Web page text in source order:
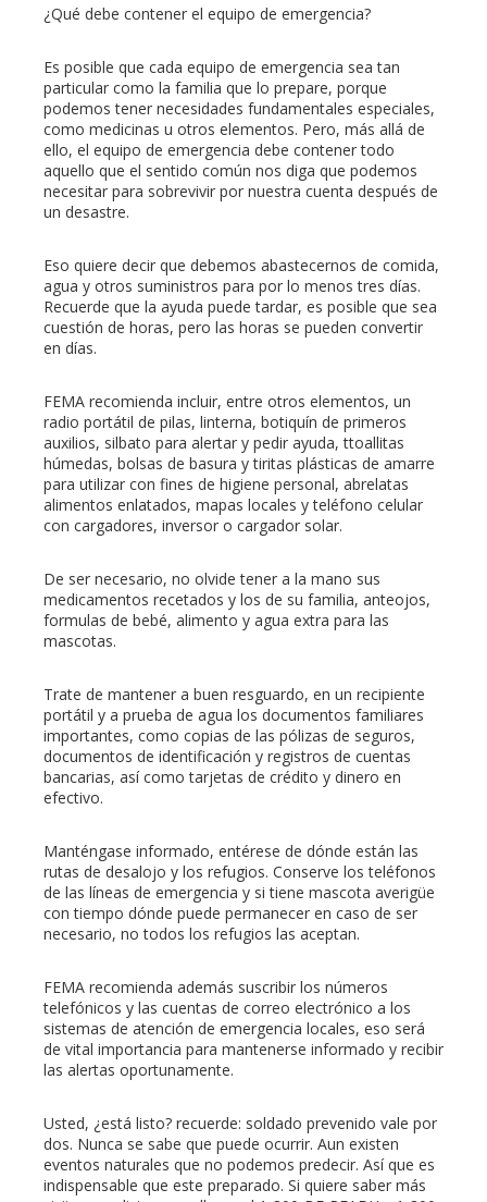
¿Qué debe contener el equipo de emergencia?
Es posible que cada equipo de emergencia sea tan
particular como la familia que lo prepare, porque
podemos tener necesidades fundamentales especiales,
como medicinas u otros elementos. Pero, más allá de
ello, el equipo de emergencia debe contener todo
aquello que el sentido común nos diga que podemos
necesitar para sobrevivir por nuestra cuenta después de
un desastre.
Eso quiere decir que debemos abastecernos de comida,
agua y otros suministros para por lo menos tres días.
Recuerde que la ayuda puede tardar, es posible que sea
cuestión de horas, pero las horas se pueden convertir
en días.
FEMA recomienda incluir, entre otros elementos, un
radio portátil de pilas, linterna, botiquín de primeros
auxilios, silbato para alertar y pedir ayuda, ttoallitas
húmedas, bolsas de basura y tiritas plásticas de amarre
para utilizar con fines de higiene personal, abrelatas
alimentos enlatados, mapas locales y teléfono celular
con cargadores, inversor o cargador solar.
De ser necesario, no olvide tener a la mano sus
medicamentos recetados y los de su familia, anteojos,
formulas de bebé, alimento y agua extra para las
mascotas.
Trate de mantener a buen resguardo, en un recipiente
portátil y a prueba de agua los documentos familiares
importantes, como copias de las pólizas de seguros,
documentos de identificación y registros de cuentas
bancarias, así como tarjetas de crédito y dinero en
efectivo.
Manténgase informado, entérese de dónde están las
rutas de desalojo y los refugios. Conserve los teléfonos
de las líneas de emergencia y si tiene mascota averigüe
con tiempo dónde puede permanecer en caso de ser
necesario, no todos los refugios las aceptan.
FEMA recomienda además suscribir los números
telefónicos y las cuentas de correo electrónico a los
sistemas de atención de emergencia locales, eso será
de vital importancia para mantenerse informado y recibir
las alertas oportunamente.
Usted, ¿está listo? recuerde: soldado prevenido vale por
dos. Nunca se sabe que puede ocurrir. Aun existen
eventos naturales que no podemos predecir. Así que es
indispensable que este preparado. Si quiere saber más